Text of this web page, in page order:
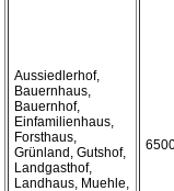
Aussiedlerhof,
Bauernhaus,
Bauernhof,
Einfamilienhaus,
Forsthaus,
Grünland, Gutshof,
Landgasthof,
Landhaus, Muehle,